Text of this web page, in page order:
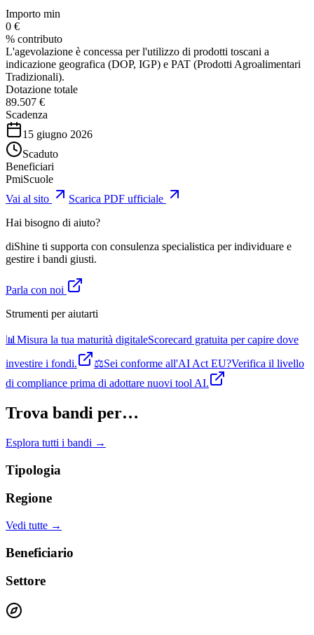
Importo min
0 €
% contributo
L'agevolazione è concessa per l'utilizzo di prodotti toscani a
indicazione geografica (DOP, IGP) e PAT (Prodotti Agroalimentari
Tradizionali).
Dotazione totale
89.507 €
Scadenza
15 giugno 2026
Scaduto
Beneficiari
PmiScuole
Vai al sito
Scarica PDF ufficiale
Hai bisogno di aiuto?
diShine ti supporta con consulenza specialistica per individuare e
gestire i bandi giusti.
Parla con noi
Strumenti per aiutarti
📊 Misura la tua maturità digitaleScorecard gratuita per capire dove
investire i fondi.
⚖️Sei conforme all'AI Act EU?Verifica il livello
di compliance prima di adottare nuovi tool AI.
Trova bandi per…
Esplora tutti i bandi →
Tipologia
Regione
Vedi tutte →
Beneficiario
Settore